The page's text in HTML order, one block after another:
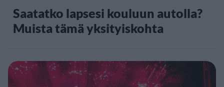
Saatatko lapsesi kouluun autolla?
Muista tämä yksityiskohta